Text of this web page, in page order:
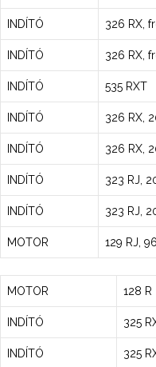
INDÍTÓ 326 RX,
INDÍTÓ 326 RX,
INDÍTÓ 535 RXT
INDÍTÓ 326 RX,
INDÍTÓ 326 RX,
INDÍTÓ 323 RJ,
INDÍTÓ 323 RJ,
MOTOR 129 RJ,
MOTOR 128 R
INDÍTÓ 325
INDÍTÓ 325